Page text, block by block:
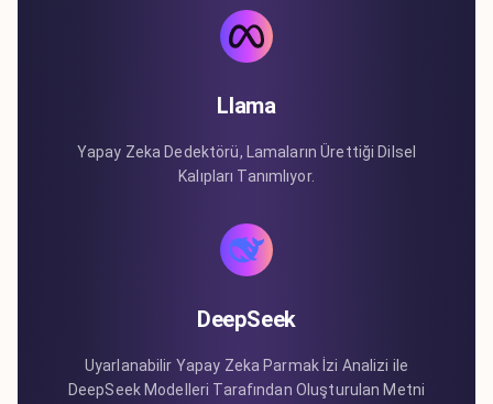
Llama
Yapay Zeka Dedektörü, Lamaların Ürettiği Dilsel
Kalıpları Tanımlıyor.
DeepSeek
Uyarlanabilir Yapay Zeka Parmak İzi Analizi ile
DeepSeek Modelleri Tarafından Oluşturulan Metni